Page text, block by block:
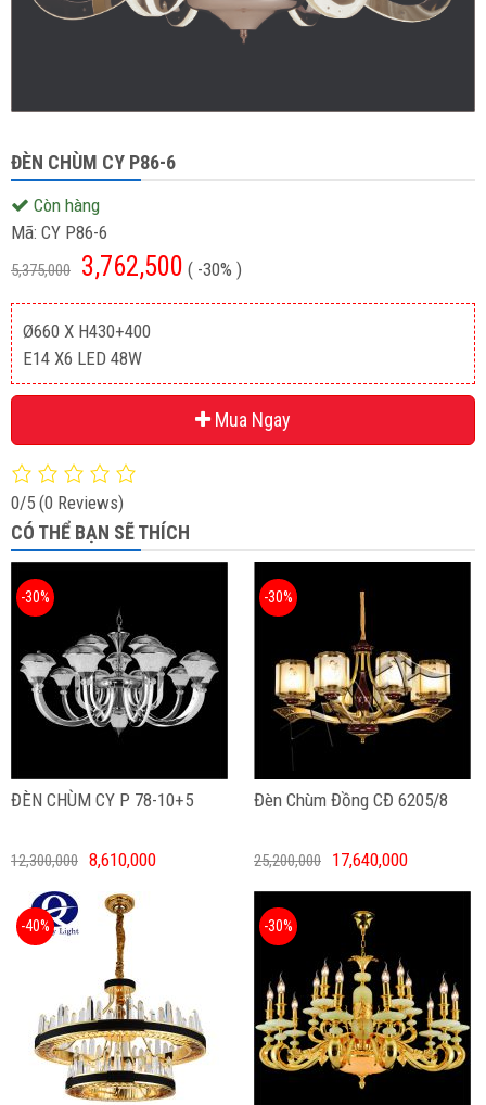
ĐÈN CHÙM CY P86-6
Còn hàng
Mã: CY P86-6
5,375,000 3,762,500 ( -30% )
Ø660 X H430+400
E14 X6 LED 48W
Mua Ngay
0/5 (0 Reviews)
CÓ THỂ BẠN SẼ THÍCH
ĐÈN CHÙM CY P 78-10+5
-30%
12,300,000 8,610,000
Đèn Chùm Đồng CĐ 6205/8
-30%
25,200,000 17,640,000
-40% -30%